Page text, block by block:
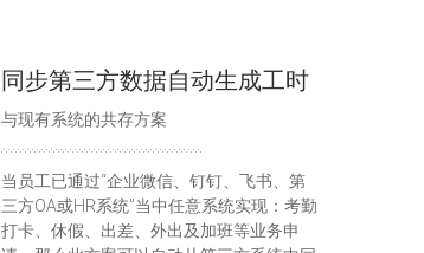
同步第三方数据自动生成工时
与现有系统的共存方案
当员工已通过“企业微信、钉钉、飞书、第
三方OA或HR系统”当中任意系统实现：考勤
打卡、休假、出差、外出及加班等业务申